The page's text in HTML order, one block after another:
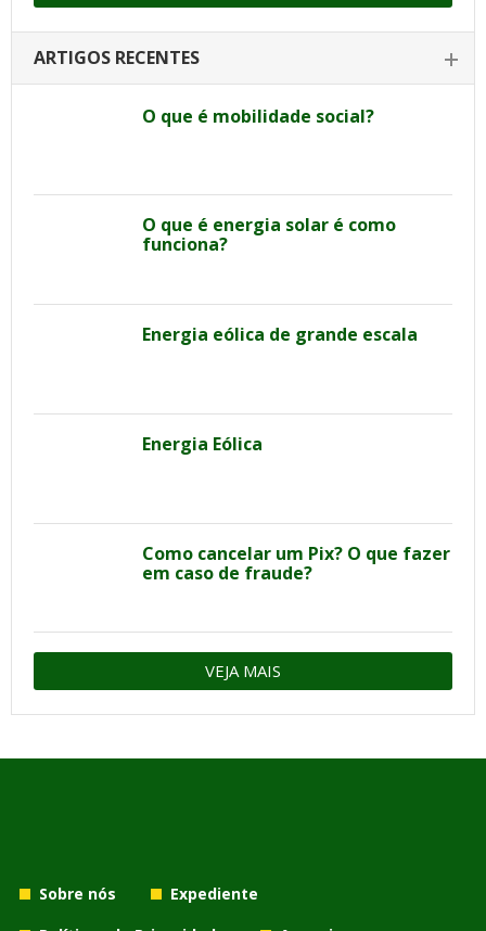
ARTIGOS RECENTES
O que é mobilidade social?
O que é energia solar é como
funciona?
Energia eólica de grande escala
Energia Eólica
Como cancelar um Pix? O que fazer
em caso de fraude?
VEJA MAIS
Sobre nós
Expediente